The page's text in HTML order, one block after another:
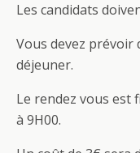
Les candidats
Vous devez
déjeuner.
Le rendez vous est
à 9H00.